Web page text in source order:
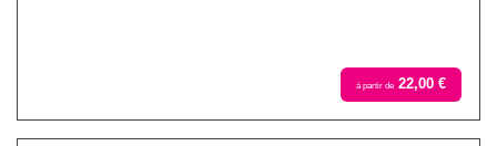
à partir de 22,00 €